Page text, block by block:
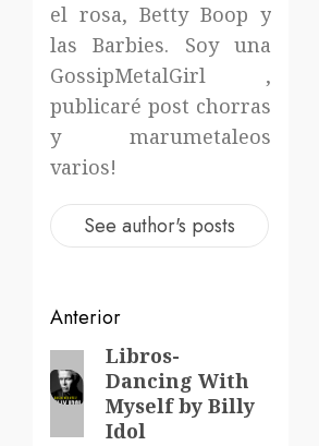
el rosa, Betty Boop y
las Barbies. Soy una
GossipMetalGirl ,
publicaré post chorras
y marumetaleos
varios!
See author's posts
Navegación
de
entradas
Anterior
Entrada
anterior:
Libros-
Dancing With
Myself by Billy
Idol